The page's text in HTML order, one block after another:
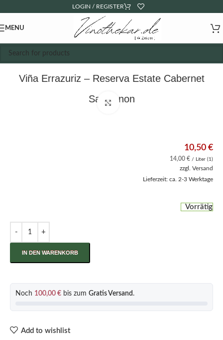
LOGIN / REGISTER
MENU
Viña Errazuriz – Reserva Estate Cabernet
SauvignonClick to enlarge
10,50 €
14,00 € / Liter (1)
zzgl. Versand
Lieferzeit: ca. 2-3 Werktage
Vorrätig
IN DEN WARENKORB
Noch 100,00 € bis zum Gratis Versand .
Add to wishlist